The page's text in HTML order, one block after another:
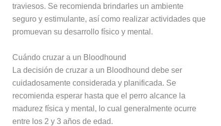
traviesos. Se recomienda brindarles un ambiente
seguro y estimulante, así como realizar actividades que
promuevan su desarrollo físico y mental.
Cuándo cruzar a un Bloodhound
La decisión de cruzar a un Bloodhound debe ser
cuidadosamente considerada y planificada. Se
recomienda esperar hasta que el perro alcance la
madurez física y mental, lo cual generalmente ocurre
entre los 2 y 3 años de edad.